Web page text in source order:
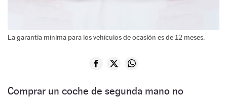
La garantía mínima para los vehículos de ocasión es de 12 meses.
Comprar un coche de segunda mano no